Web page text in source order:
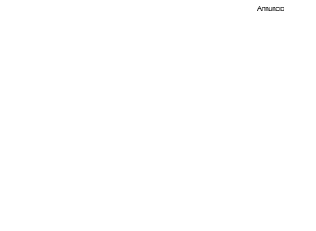
Annuncio